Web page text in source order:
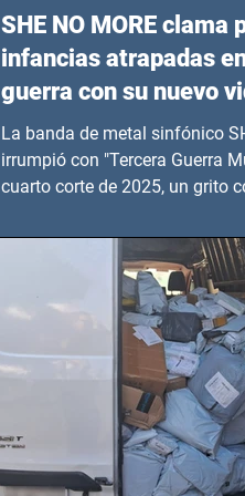
SHE NO MORE clama
infancias atrapadas
guerra con su nuevo
TERCERA GUERRA
La banda de metal sinfónico
irrumpió con "Tercera Guerra
cuarto corte de 2025, un grito
en epicentros bélicos.